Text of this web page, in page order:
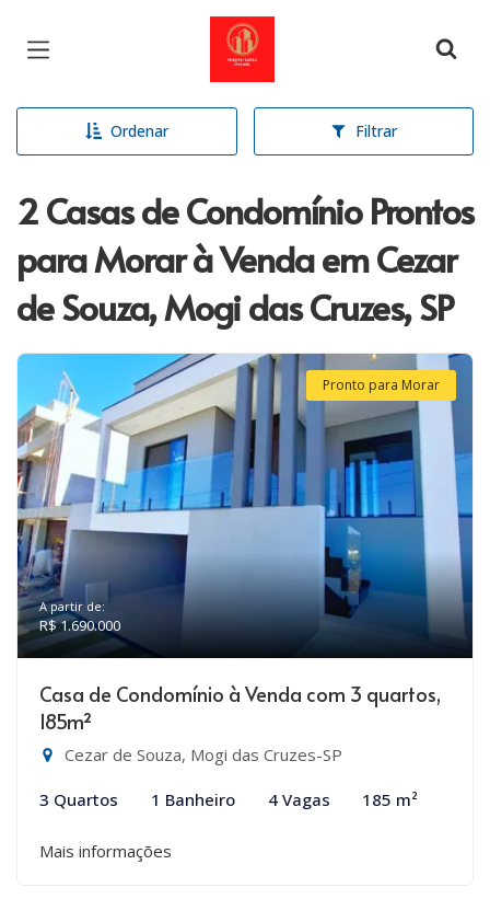
Página inicial
Ordenar Filtrar
2 Casas de Condomínio Prontos
para Morar à Venda em Cezar
de Souza, Mogi das Cruzes, SP
Pronto para Morar
A partir de:
R$ 1.690.000
Casa de Condomínio à Venda com 3 quartos,
185m²
Cezar de Souza, Mogi das Cruzes-SP
3 Quartos 1 Banheiro 4 Vagas 185 m²
Mais informações